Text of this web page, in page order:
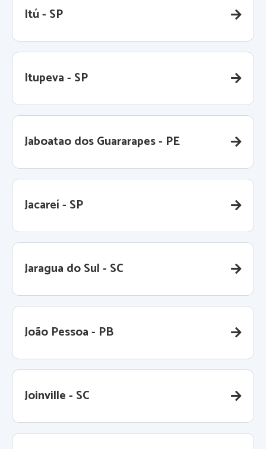
Itú - SP
Itupeva - SP
Jaboatao dos Guararapes - PE
Jacareí - SP
Jaragua do Sul - SC
João Pessoa - PB
Joinville - SC